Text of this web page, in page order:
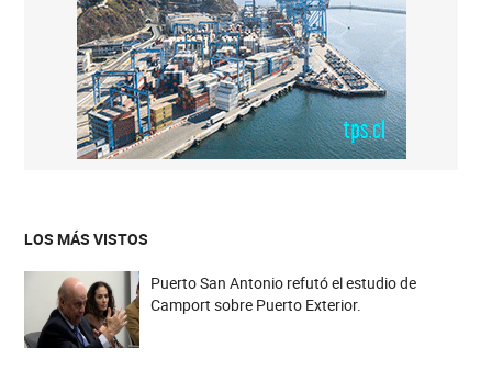
LOS MÁS VISTOS
Puerto San Antonio refutó el estudio de
Camport sobre Puerto Exterior.